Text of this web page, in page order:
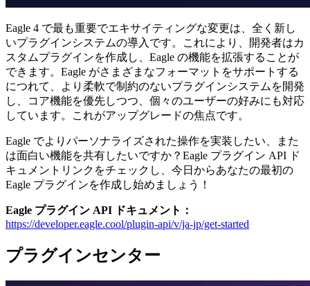
Eagle 4 で最も重要でエキサイティングな変更は、全く新し
いプラグインシステムの導入です。これにより、開発者はカ
スタムプラグインを作成し、Eagle の機能を拡張することが
できます。Eagle がさまざまなフォーマットをサポートする
につれて、より柔軟で制約のないプラグインシステムを開発
し、コア機能を優先しつつ、個々のユーザーの好みにも対応
しています。これがアップグレードの焦点です。
Eagle でよりパーソナライズされた操作を実装したい、また
は面白い機能を共有したいですか？Eagle プラグイン API ド
キュメントリンクをチェックし、今日からあなたの最初の
Eagle プラグインを作成し始めましょう！
Eagle プラグイン API ドキュメント：
https://developer.eagle.cool/plugin-api/v/ja-jp/get-started
プラグインセンター